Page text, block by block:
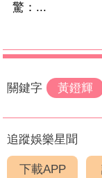
驚：...
關鍵字 黃鐙輝
追蹤娛樂星聞
下載APP